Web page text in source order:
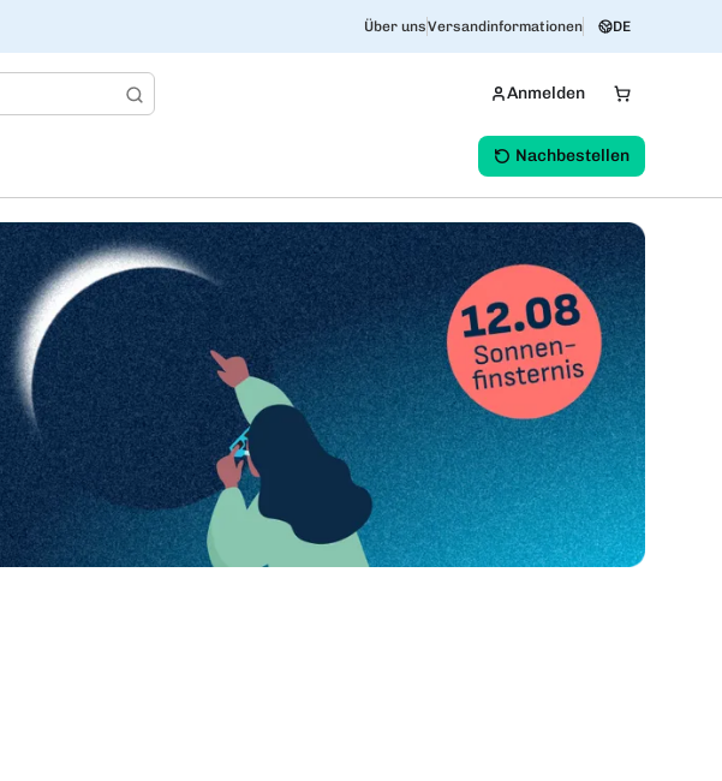
Über unsVersandinformationen DE
Anmelden
Nachbestellen